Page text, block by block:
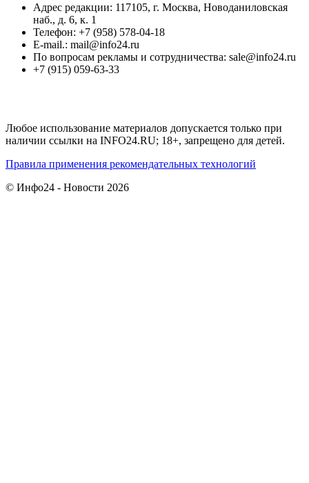
Адрес редакции: 117105, г. Москва, Новоданиловская
наб., д. 6, к. 1
Телефон: +7 (958) 578-04-18
E-mail.: mail@info24.ru
По вопросам рекламы и сотрудничества: sale@info24.ru
+7 (915) 059-63-33
Любое использование материалов допускается только при
наличии ссылки на INFO24.RU; 18+, запрещено для детей.
Правила применения рекомендательных технологий
© Инфо24 - Новости 2026